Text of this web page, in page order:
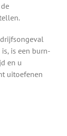
is een burn-
en u
uitoefenen